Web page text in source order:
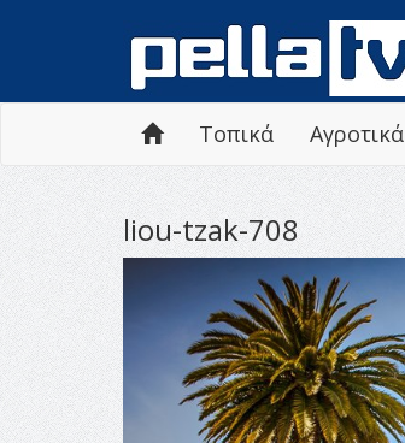
Τοπικά Αγροτικά
liou-tzak-708